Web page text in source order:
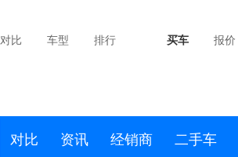
对比 车型 排行 买车 报价
对比 资讯 经销商 二手车